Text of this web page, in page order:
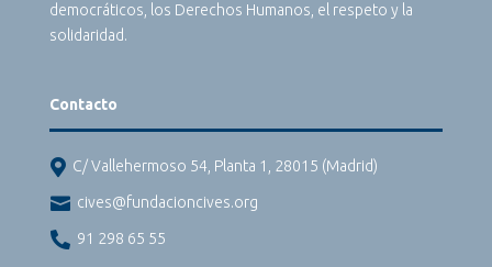
democráticos, los Derechos Humanos, el respeto y la
solidaridad.
Contacto
 C/ Vallehermoso 54, Planta 1, 28015 (Madrid)
 cives@fundacioncives.org
 91 298 65 55